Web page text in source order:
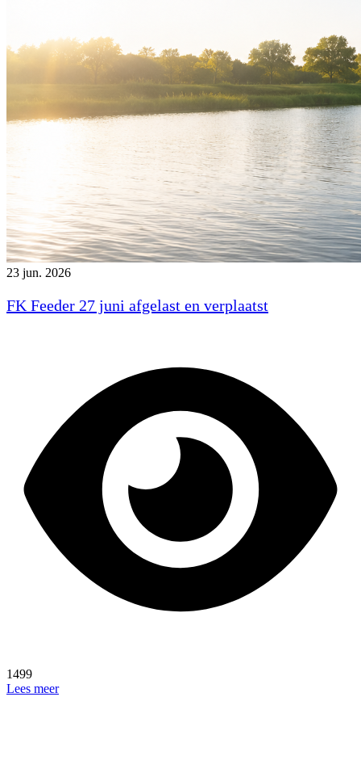
23 jun. 2026
FK Feeder 27 juni afgelast en verplaatst
1499
Lees meer